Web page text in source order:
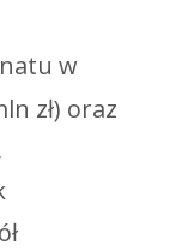
w
zł) oraz